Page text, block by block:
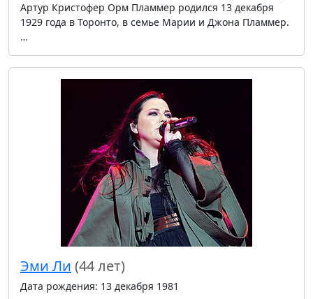
Артур Кристофер Орм Пламмер родился 13 декабря
1929 года в Торонто, в семье Марии и Джона Пламмер.
…
Эми Ли (44 лет)
Дата рождения: 13 декабря 1981